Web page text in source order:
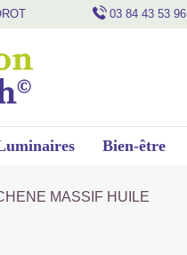
03 84 43 53 96
Bien-être
MASSIF HUILE